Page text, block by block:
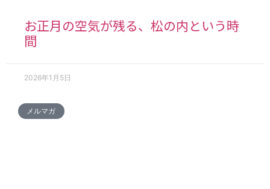
お正月の空気が残る、松の内という時
間
2026年1月5日
メルマガ